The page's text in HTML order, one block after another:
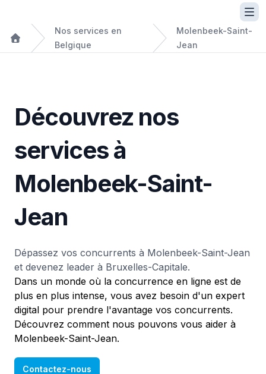
Nos services en
Belgique
Molenbeek-Saint-
Jean
Découvrez nos
services à
Molenbeek-Saint-
Jean
Dépassez vos concurrents à Molenbeek-Saint-Jean
et devenez leader à Bruxelles-Capitale.
Dans un monde où la concurrence en ligne est de
plus en plus intense, vous avez besoin d'un expert
digital pour prendre l'avantage vos concurrents.
Découvrez comment nous pouvons vous aider à
Molenbeek-Saint-Jean.
Contactez-nous